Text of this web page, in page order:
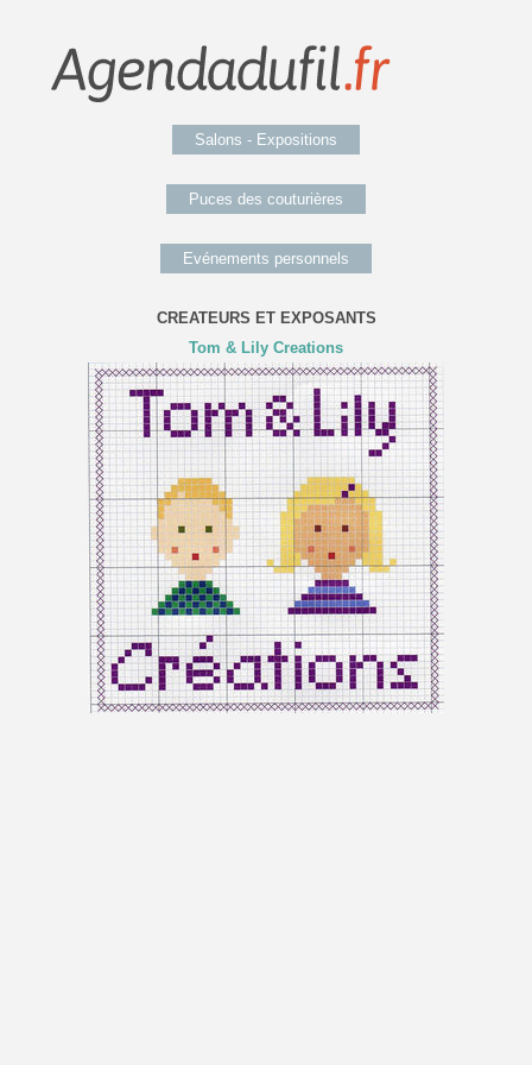
Salons - Expositions
Puces des couturières
Evénements personnels
CREATEURS ET EXPOSANTS
Tom & Lily Creations